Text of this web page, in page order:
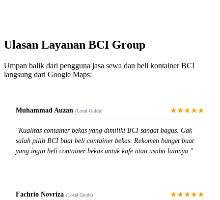
Ulasan Layanan BCI Group
Umpan balik dari pengguna jasa sewa dan beli kontainer BCI
langsung dari Google Maps:
Muhammad Auzan (Local Guide) ★★★★★
"Kualitas container bekas yang dimiliki BCI sangat bagus. Gak
salah pilih BCI buat beli container bekas. Rekomen banget buat
yang ingin beli container bekas untuk kafe atau usaha lainnya."
Fachrio Novriza (Local Guide) ★★★★★